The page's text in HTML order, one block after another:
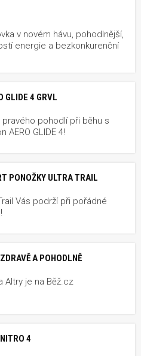
v novém hávu, pohodlnější,
energie a bezkonkurenční
GLIDE 4 GRVL
pohodlí při běhu s
AERO GLIDE 4!
PONOŽKY ULTRA TRAIL
Vás podrží při pořádné
A POHODLNĚ
Altry je na Běž.cz
4